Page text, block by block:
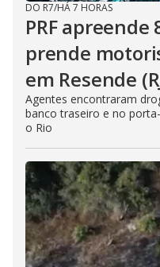
DO R7/HÁ 7 HORAS
PRF
prende
em Resende
Agentes encontraram
banco traseiro e no
o Rio